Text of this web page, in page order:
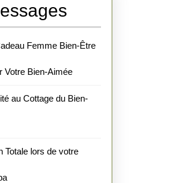
Femme Bien-Être
Votre Bien-Aimée
au Cottage du Bien-
Totale lors de votre